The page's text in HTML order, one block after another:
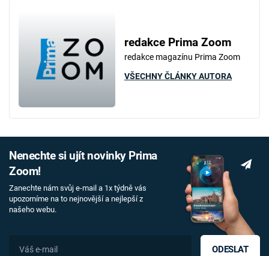
redakce Prima Zoom
redakce magazínu Prima Zoom
VŠECHNY ČLÁNKY AUTORA
Nenechte si ujít novinky Prima
Zoom!
Zanechte nám svůj e-mail a 1x týdně vás
upozorníme na to nejnovější a nejlepší z
našeho webu.
ODESLAT